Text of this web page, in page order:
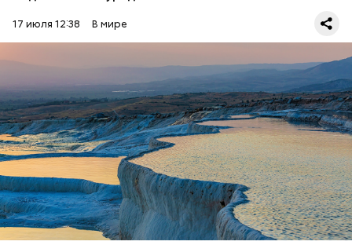
17 июля 12:38 В мире
Термальные источники Памуккале в Турции
выглядят так, будто они сделаны изо льда, но на
самом деле они состоят из отложений известняка.
Горячие источники, насыщенные кальцием,
тысячелетиями создавали эти ступенчатые
бассейны. Сейчас это одна из самых известных
достопримечательностей в Турции.
ПРИРОДА ПЛАНЕТА ЗЕМЛЯ ТУРИЗМ
Стив Балмер
Фото: Shutterstock